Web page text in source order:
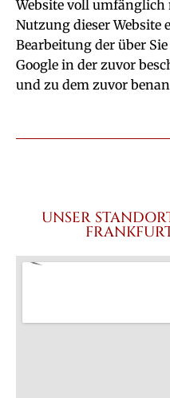
Website voll
Nutzung dieser Website
Bearbeitung der über
Google in der zuvor
und zu dem zuvor
UNSER